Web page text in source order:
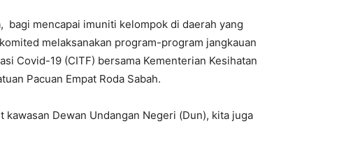
bagi mencapai imuniti kelompok di daerah yang
melaksanakan program-program jangkauan
Covid-19 (CITF) bersama Kementerian Kesihatan
Pacuan Empat Roda Sabah.
Dewan Undangan Negeri (Dun), kita juga